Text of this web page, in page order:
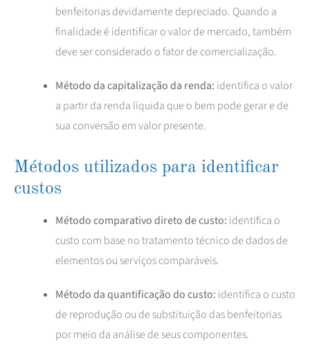
benfeitorias devidamente depreciado. Quando a
finalidade é identificar o valor de mercado, também
deve ser considerado o fator de comercialização.
Método da capitalização da renda: identifica o valor
a partir da renda líquida que o bem pode gerar e de
sua conversão em valor presente.
Métodos utilizados para identificar
custos
Método comparativo direto de custo: identifica o
custo com base no tratamento técnico de dados de
elementos ou serviços comparáveis.
Método da quantificação do custo: identifica o custo
de reprodução ou de substituição das benfeitorias
por meio da análise de seus componentes.